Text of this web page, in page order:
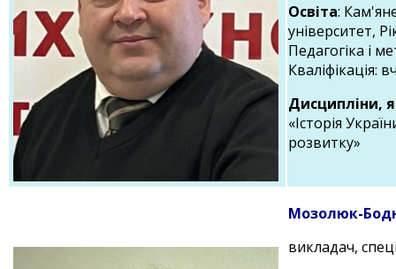
Освіта:
університет,
Педагогіка і
Кваліфікація:
Дисципліни,
«Історія
розвитку»
Мозолюк-
викладач,